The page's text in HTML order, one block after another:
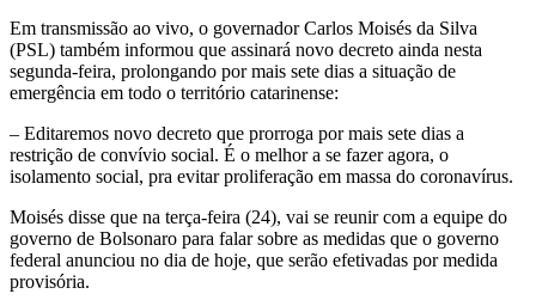
Em transmissão ao vivo, o governador Carlos Moisés da Silva
(PSL) também informou que assinará novo decreto ainda nesta
segunda-feira, prolongando por mais sete dias a situação de
emergência em todo o território catarinense:
– Editaremos novo decreto que prorroga por mais sete dias a
restrição de convívio social. É o melhor a se fazer agora, o
isolamento social, pra evitar proliferação em massa do coronavírus.
Moisés disse que na terça-feira (24), vai se reunir com a equipe do
governo de Bolsonaro para falar sobre as medidas que o governo
federal anunciou no dia de hoje, que serão efetivadas por medida
provisória.